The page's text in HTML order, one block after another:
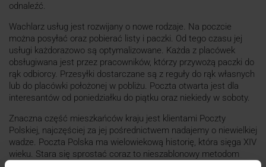
odnaleźć.
Wachlarz usług jest rozwijany o nowe rodzaje. Na poczcie
można posyłać oraz pobierać listy i paczki. Od tego czasu jej
usługi każdorazowo są optymalizowane. Każda z placówek
obsługiwana jest przez pracowników, którzy przywożą paczki do
rąk odbiorcy. Przesyłki dostarczane są z reguły do rąk własnych
lub do placówki położonej w pobliżu. Poczta otwarta jest dla
interesantów od poniedziałku do piątku oraz niekiedy w soboty.
Znaczna część mieszkańców kraju jest klientami Poczty
Polskiej, najczęściej za jej pośrednictwem nadajemy o niewielkiej
wadze. Poczta Polska ma wielowiekową historię, która sięga XIV
wieku. Stara się sprostać coraz to nieszablonowy metodom